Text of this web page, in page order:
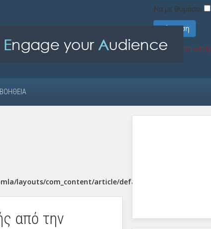
Να με θυμάσαι
Σύνδεση
Υπενθύμιση
ΒΟΉΘΕΙΑ
layouts/com_content/article/default.php
από την